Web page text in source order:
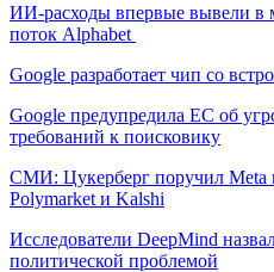
ИИ-расходы впервые вывели в
поток Alphabet
Google разработает чип со
Google предупредила ЕС об
требований к поисковику
СМИ: Цукерберг поручил Meta
Polymarket и Kalshi
Исследователи DeepMind
политической проблемой